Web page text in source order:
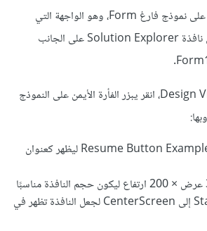
ستظهر لكِ نافذة تحتوي على نموذج فارغ Form، وهو الواجهة التي
سنضيف إليها الزر، ثم في نافذة Solution Explorer على الجانب
وفي وضع التصميم Design View، انقر يبزر الفأرة الأيمن على النموذج
غيّري Text إلى Resume Button Example ليظهر كعنوان
ثم StartPosition إلى CenterScreen لجعل النافذة تظهر في